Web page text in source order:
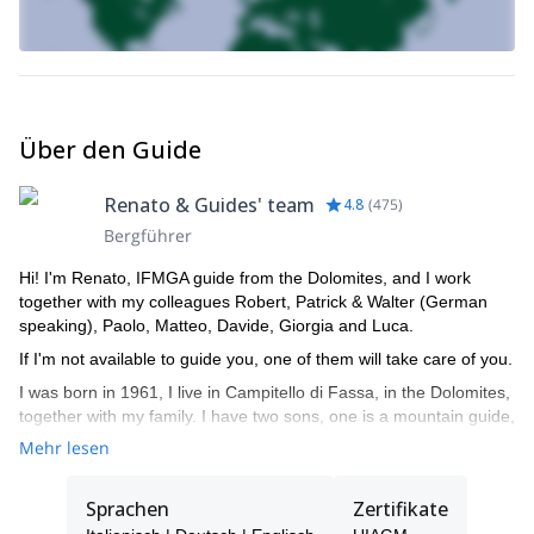
Über den Guide
Renato & Guides' team 4.8 (475)
Bergführer
Hi! I'm Renato, IFMGA guide from the Dolomites, and I work
together with my colleagues Robert, Patrick & Walter (German
speaking), Paolo, Matteo, Davide, Giorgia and Luca.
If I'm not available to guide you, one of them will take care of you.
I was born in 1961, I live in Campitello di Fassa, in the Dolomites,
together with my family. I have two sons, one is a mountain guide,
the other is a ski instructor. I am a certified mountain guide since
Being in the mountains has always been my passion, guiding
Mehr lesen
Sprachen Zertifikate